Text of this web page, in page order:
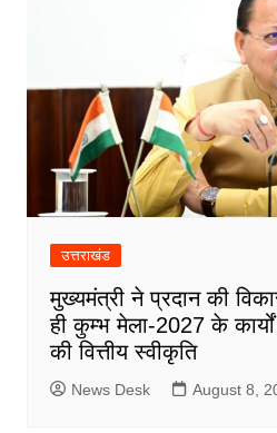
उत्तराखंड
मुख्यमंत्री ने प्रदान की
ही कुम्भ मेला-2027 के
की वित्तीय स्वीकृति
News Desk August 8,